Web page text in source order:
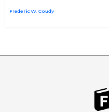
Frederic W. Goudy